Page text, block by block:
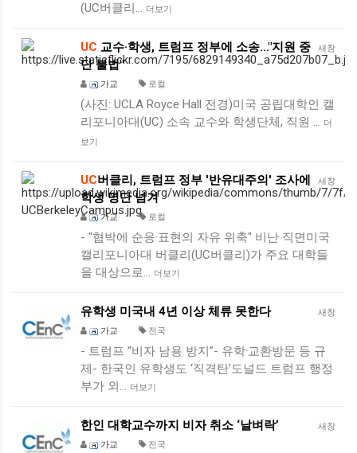
(UC버클리… 더보기
새창
UC 교수·학생, 트럼프 정부에 소송…"지원 중
단 불법"
가교 로컬
(사진: UCLA Royce Hall 전경)미국 공립대학인 캘
리포니아대(UC) 소속 교수와 학생단체, 직원 … 더
보기
새창
UC버클리, 트럼프 정부 '반유대주의' 조사에
학생 명단 넘겨
가교 로컬
- "협박에 순응·표현의 자유 위축" 비난 직면미국
캘리포니아대 버클리(UC버클리)가 주요 대학들
을 대상으로… 더보기
새창
유학생 미국내 4년 이상 체류 못한다
가교 전국
- 트럼프 “비자 남용 방지”- 유학·교환방문 등 규
제- 한국인 유학생도 ‘직격탄’도널드 트럼프 행정
부가 외… 더보기
새창
한인 대학교수까지 비자 취소 ‘날벼락’
가교 전국